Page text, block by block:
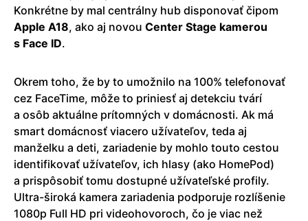
Konkrétne by mal centrálny hub disponovať čipom
Apple A18, ako aj novou Center Stage kamerou
s Face ID.
Okrem toho, že by to umožnilo na 100% telefonovať
cez FaceTime, môže to priniesť aj detekciu tvárí
a osôb aktuálne prítomných v domácnosti. Ak má
smart domácnosť viacero užívateľov, teda aj
manželku a deti, zariadenie by mohlo touto cestou
identifikovať užívateľov, ich hlasy (ako HomePod)
a prispôsobiť tomu dostupné užívateľské profily.
Ultra-široká kamera zariadenia podporuje rozlíšenie
1080p Full HD pri videohovoroch, čo je viac než